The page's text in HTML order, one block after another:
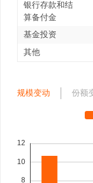
银行存款和结
算备付金
基金投资
其他
规模变动 份额